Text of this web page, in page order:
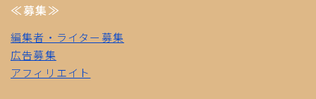
≪募集≫
編集者・ライター募集
広告募集
アフィリエイト